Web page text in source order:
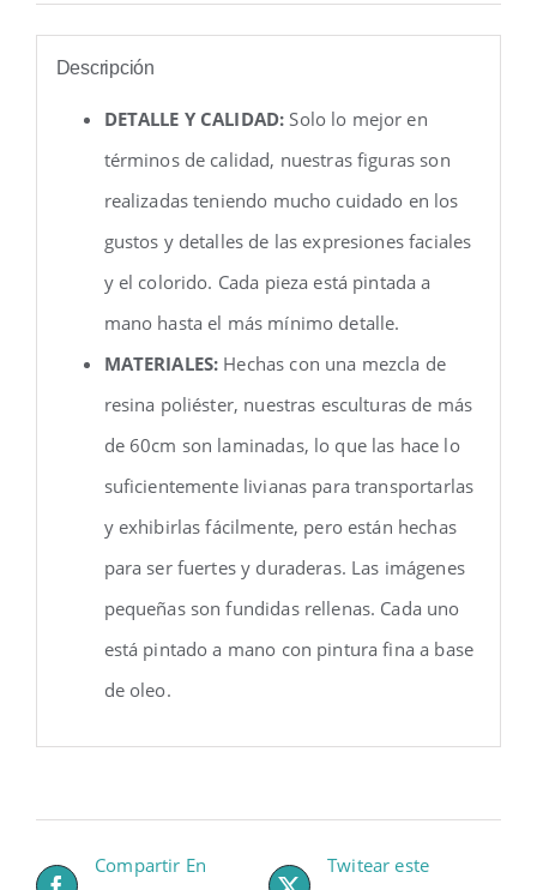
Descripción
DETALLE Y CALIDAD: Solo lo mejor en
términos de calidad, nuestras figuras son
realizadas teniendo mucho cuidado en los
gustos y detalles de las expresiones faciales
y el colorido. Cada pieza está pintada a
mano hasta el más mínimo detalle.
MATERIALES: Hechas con una mezcla de
resina poliéster, nuestras esculturas de más
de 60cm son laminadas, lo que las hace lo
suficientemente livianas para transportarlas
y exhibirlas fácilmente, pero están hechas
para ser fuertes y duraderas. Las imágenes
pequeñas son fundidas rellenas. Cada uno
está pintado a mano con pintura fina a base
de oleo.
Compartir En Twitear este